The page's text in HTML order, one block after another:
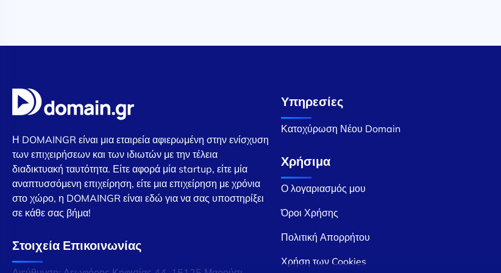
Η DOMAINGR είναι μια εταιρεία αφιερωμένη στην ενίσχυση
των επιχειρήσεων και των ιδιωτών με την τέλεια
διαδικτυακή ταυτότητα. Είτε αφορά μία startup, είτε μία
αναπτυσσόμενη επιχείρηση, είτε μια επιχείρηση με χρόνια
στο χώρο, η DOMAINGR είναι εδώ για να σας υποστηρίξει
σε κάθε σας βήμα!
Στοιχεία Επικοινωνίας
Υπηρεσίες
Κατοχύρωση Νέου Domain
Χρήσιμα
Ο λογαριασμός μου
Όροι Χρήσης
Πολιτική Απορρήτου
Χρήση των Cookies